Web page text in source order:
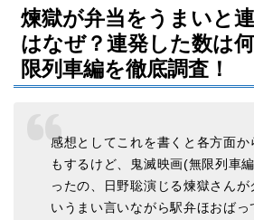
煉獄が弁当をうまいと
はなぜ？連発した数は
限列車編を徹底調査！
感想としてこれを書くと各方面か
もするけど、鬼滅映画(無限列車
ったの、日野聡演じる煉獄さんが
いうまい言いながら駅弁ほおばっ